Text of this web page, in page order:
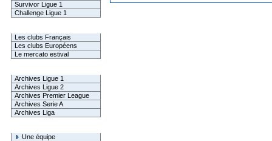
Survivor Ligue 1
Challenge Ligue 1
Les clubs Français
Les clubs Européens
Le mercato estival
Archives Ligue 1
Archives Ligue 2
Archives Premier League
Archives Serie A
Archives Liga
Une équipe